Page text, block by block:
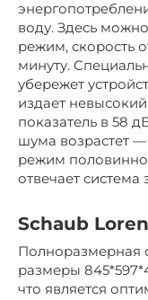
воду. Здесь
режим, скорость
минуту.
убережет
издает
показатель в 58
шума возрастет
режим
отвечает
Schaub
Полноразмерная
размеры
что является